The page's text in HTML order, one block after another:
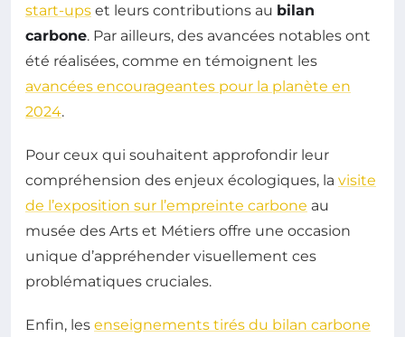
start-ups et leurs contributions au bilan
carbone. Par ailleurs, des avancées notables ont
été réalisées, comme en témoignent les
avancées encourageantes pour la planète en
2024.
Pour ceux qui souhaitent approfondir leur
compréhension des enjeux écologiques, la visite
de l’exposition sur l’empreinte carbone au
musée des Arts et Métiers offre une occasion
unique d’appréhender visuellement ces
problématiques cruciales.
Enfin, les enseignements tirés du bilan carbone